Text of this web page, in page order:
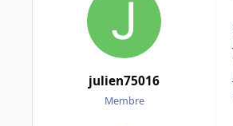
julien75016
Membre